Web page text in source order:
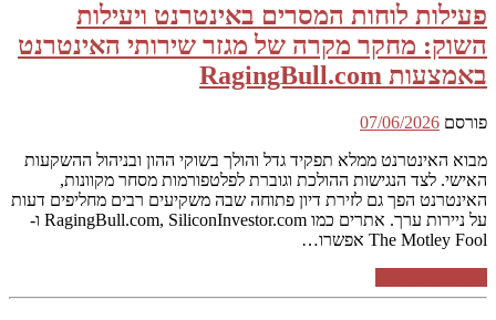
פעילות לוחות המסרים באינטרנט ויעילות
השוק: מחקר מקרה של מגזר שירותי האינטרנט
באמצעות RagingBull.com
פורסם 07/06/2026
מבוא האינטרנט ממלא תפקיד גדל והולך בשוקי ההון ובניהול ההשקעות
האישי. לצד הנגישות ההולכת וגוברת לפלטפורמות מסחר מקוונות,
האינטרנט הפך גם לזירת דיון פתוחה שבה משקיעים רבים מחליפים דעות
על ניירות ערך. אתרים כמו RagingBull.com, SiliconInvestor.com ו-
The Motley Fool אפשרו…